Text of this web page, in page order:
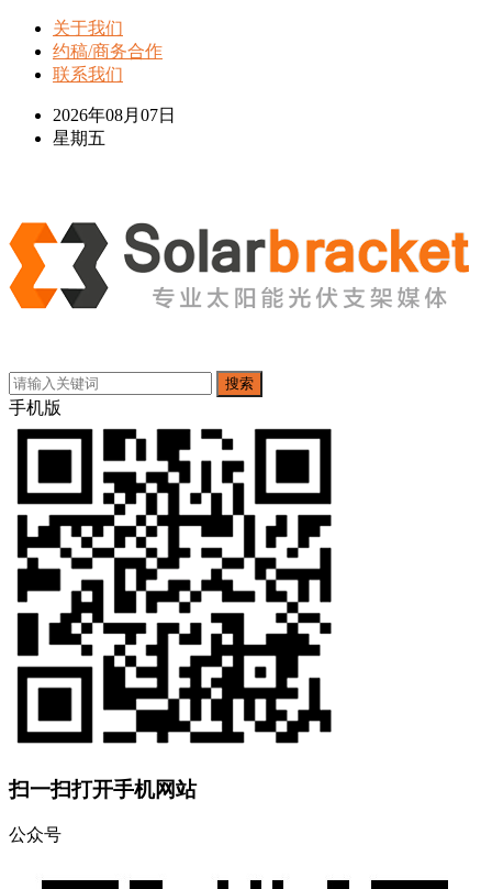
关于我们
约稿/商务合作
联系我们
2026年08月07日
星期五
搜索
手机版
扫一扫打开手机网站
公众号